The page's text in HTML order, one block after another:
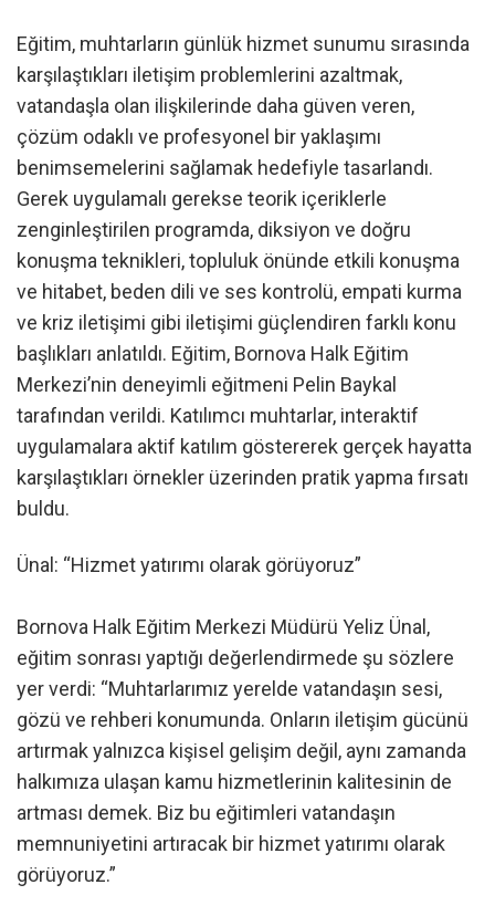
Eğitim, muhtarların günlük hizmet sunumu sırasında
karşılaştıkları iletişim problemlerini azaltmak,
vatandaşla olan ilişkilerinde daha güven veren,
çözüm odaklı ve profesyonel bir yaklaşımı
benimsemelerini sağlamak hedefiyle tasarlandı.
Gerek uygulamalı gerekse teorik içeriklerle
zenginleştirilen programda, diksiyon ve doğru
konuşma teknikleri, topluluk önünde etkili konuşma
ve hitabet, beden dili ve ses kontrolü, empati kurma
ve kriz iletişimi gibi iletişimi güçlendiren farklı konu
başlıkları anlatıldı. Eğitim, Bornova Halk Eğitim
Merkezi’nin deneyimli eğitmeni Pelin Baykal
tarafından verildi. Katılımcı muhtarlar, interaktif
uygulamalara aktif katılım göstererek gerçek hayatta
karşılaştıkları örnekler üzerinden pratik yapma fırsatı
buldu.
Ünal: “Hizmet yatırımı olarak görüyoruz”
Bornova Halk Eğitim Merkezi Müdürü Yeliz Ünal,
eğitim sonrası yaptığı değerlendirmede şu sözlere
yer verdi: “Muhtarlarımız yerelde vatandaşın sesi,
gözü ve rehberi konumunda. Onların iletişim gücünü
artırmak yalnızca kişisel gelişim değil, aynı zamanda
halkımıza ulaşan kamu hizmetlerinin kalitesinin de
artması demek. Biz bu eğitimleri vatandaşın
memnuniyetini artıracak bir hizmet yatırımı olarak
görüyoruz.”